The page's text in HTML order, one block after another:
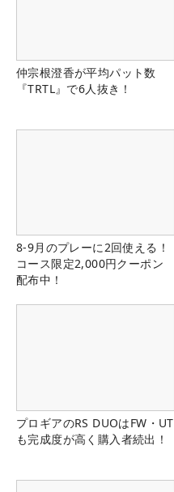
仲宗根澄香が平均パット数
『TRTL』で6人抜き！
8-9月のプレーに2回使える！
コース限定2,000円クーポン
配布中！
プロギアのRS DUOはFW・UT
も完成度が高く購入者続出！